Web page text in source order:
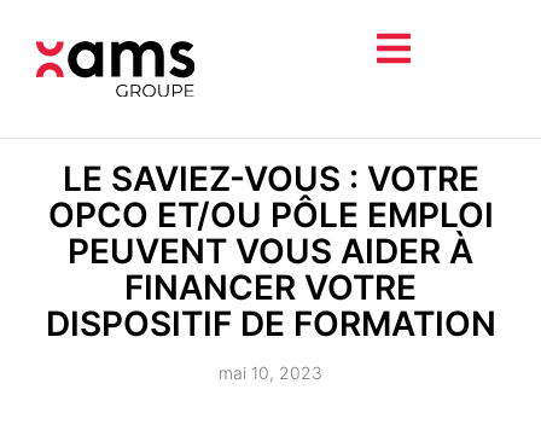
LE SAVIEZ-VOUS : VOTRE
OPCO ET/OU PÔLE EMPLOI
PEUVENT VOUS AIDER À
FINANCER VOTRE
DISPOSITIF DE FORMATION
mai 10, 2023